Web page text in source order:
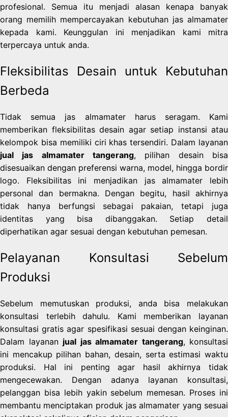
profesional. Semua itu menjadi alasan kenapa banyak
orang memilih mempercayakan kebutuhan jas almamater
kepada kami. Keunggulan ini menjadikan kami mitra
terpercaya untuk anda.
Fleksibilitas Desain untuk Kebutuhan
Berbeda
Tidak semua jas almamater harus seragam. Kami
memberikan fleksibilitas desain agar setiap instansi atau
kelompok bisa memiliki ciri khas tersendiri. Dalam layanan
jual jas almamater tangerang, pilihan desain bisa
disesuaikan dengan preferensi warna, model, hingga bordir
logo. Fleksibilitas ini menjadikan jas almamater lebih
personal dan bermakna. Dengan begitu, hasil akhirnya
tidak hanya berfungsi sebagai pakaian, tetapi juga
identitas yang bisa dibanggakan. Setiap detail
diperhatikan agar sesuai dengan kebutuhan pemesan.
Pelayanan Konsultasi Sebelum
Produksi
Sebelum memutuskan produksi, anda bisa melakukan
konsultasi terlebih dahulu. Kami memberikan layanan
konsultasi gratis agar spesifikasi sesuai dengan keinginan.
Dalam layanan jual jas almamater tangerang, konsultasi
ini mencakup pilihan bahan, desain, serta estimasi waktu
produksi. Hal ini penting agar hasil akhirnya tidak
mengecewakan. Dengan adanya layanan konsultasi,
pelanggan bisa lebih yakin sebelum memesan. Proses ini
membantu menciptakan produk jas almamater yang sesuai